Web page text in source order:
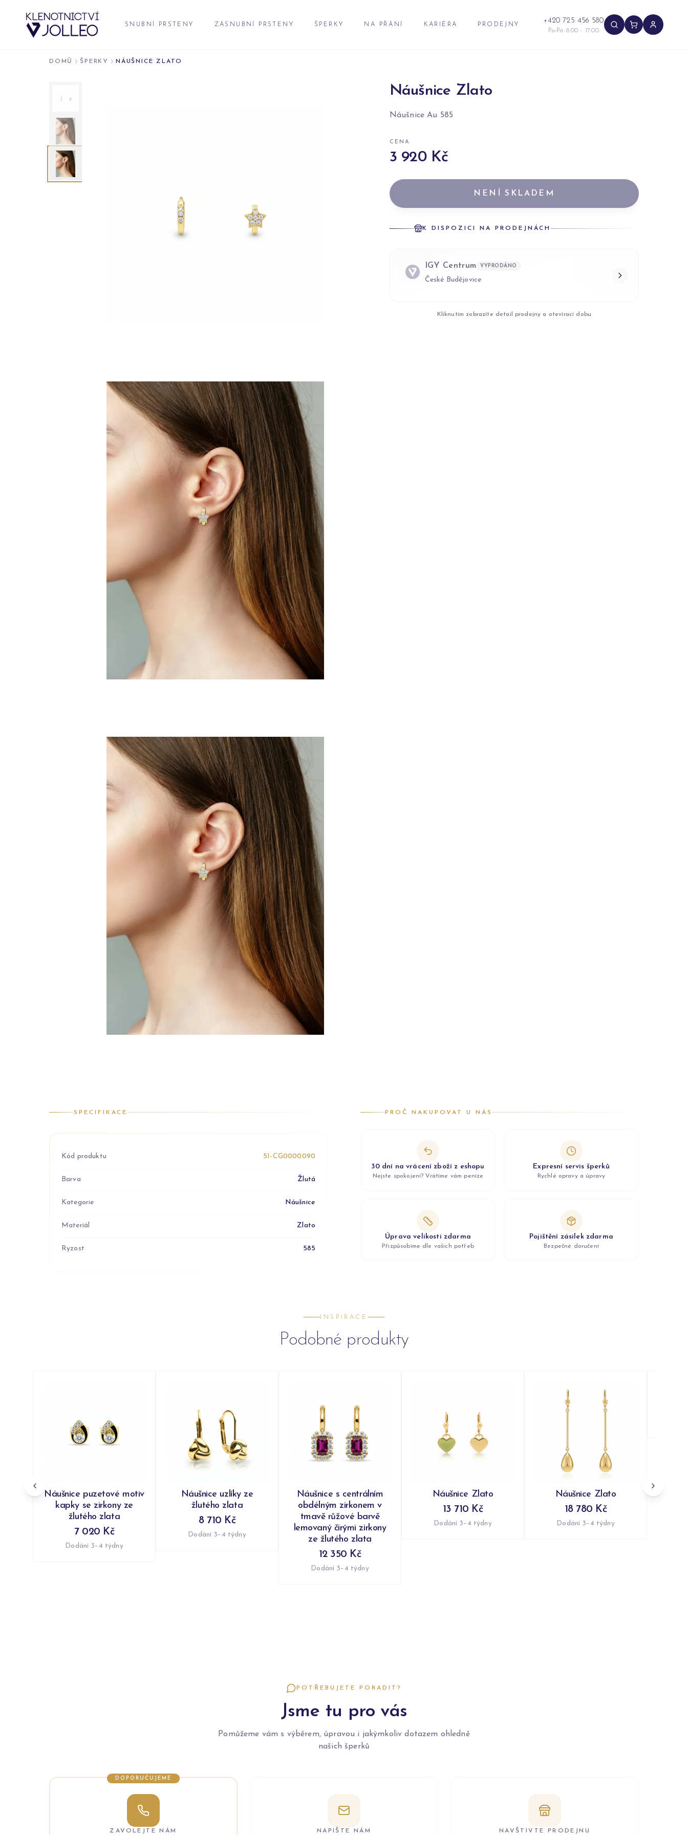
SNUBNÍ PRSTENY ZÁSNUBNÍ PRSTENY ŠPERKY NA PŘÁNÍ KARIÉRA PRODEJNY +420 725 456 580
Po-Pá: 8:00 - 17:00
DOMŮ ŠPERKY NÁUŠNICE ZLATO
Náušnice Zlato
Náušnice Au 585
CENA
3 920 Kč
NENÍ SKLADEM
K DISPOZICI NA PRODEJNÁCH
IGY Centrum VYPRODÁNO
České Budějovice
Kliknutím zobrazíte detail prodejny a otevírací dobu
SPECIFIKACE
Kód produktu 5I-CG0000090
Barva Žlutá
Kategorie Náušnice
Materiál Zlato
Ryzost 585
PROČ NAKUPOVAT U NÁS
30 dní na vrácení zboží z eshopu
Nejste spokojeni? Vrátíme vám peníze
Expresní servis šperků
Rychlé opravy a úpravy
Úprava velikosti zdarma
Přizpůsobíme dle vašich potřeb
Pojištění zásilek zdarma
Bezpečné doručení
INSPIRACE
Podobné produkty
Náušnice puzetové motiv
kapky se zirkony ze
žlutého zlata
7 020 Kč
Dodání 3–4 týdny
Náušnice uzlíky ze
žlutého zlata
8 710 Kč
Dodání 3–4 týdny
Náušnice s centrálním
obdélným zirkonem v
tmavě růžové barvě
lemovaný čirými zirkony
ze žlutého zlata
12 350 Kč
Dodání 3–4 týdny
Náušnice Zlato
13 710 Kč
Dodání 3–4 týdny
Náušnice Zlato
18 780 Kč
Dodání 3–4 týdny
POTŘEBUJETE PORADIT?
Jsme tu pro vás
Pomůžeme vám s výběrem, úpravou i jakýmkoliv dotazem ohledně
našich šperků
DOPORUČUJEME
ZAVOLEJTE NÁM NAPIŠTE NÁM NAVŠTIVTE PRODEJNU